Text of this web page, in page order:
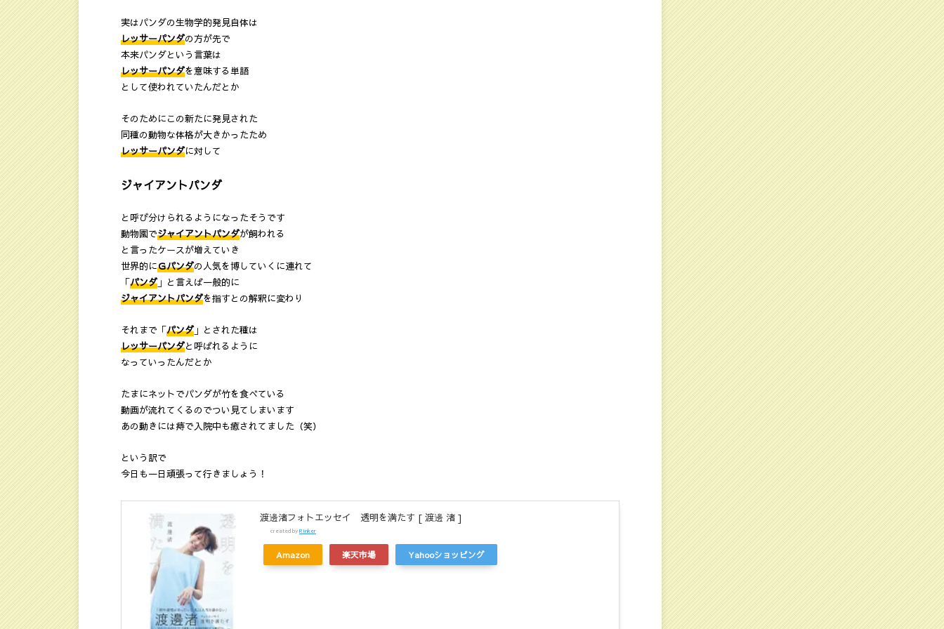
実はパンダの生物学的発見自体は
レッサーパンダの方が先で
本来パンダという言葉は
レッサーパンダを意味する単語
として使われていたんだとか
そのためにこの新たに発見された
同種の動物な体格が大きかったため
レッサーパンダに対して
ジャイアントパンダ
と呼び分けられるようになったそうです
動物園でジャイアントパンダが飼われる
と言ったケースが増えていき
世界的にＧパンダの人気を博していくに連れて
「パンダ」と言えば一般的に
ジャイアントパンダを指すとの解釈に変わり
それまで「パンダ」とされた種は
レッサーパンダと呼ばれるように
なっていったんだとか
たまにネットでパンダが竹を食べている
動画が流れてくるのでつい見てしまいます
あの動きには痔で入院中も癒されてました（笑）
という訳で
今日も一日頑張って行きましょう！
渡邊渚フォトエッセイ 透明を満たす [ 渡邊 渚 ]
created byRinker
Amazon 楽天市場 Yahooショッピング